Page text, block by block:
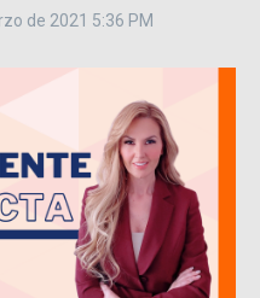
de 2021 5:36 PM